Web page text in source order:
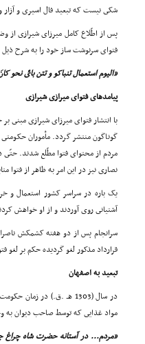
شکى نیست که تبعید فال اسیرى و
پس از اطّلاع کامل میرزاى شیرازى از
فتواى سرنوشت ساز خود را به شرح
«الیوم استعمال تنباکو و تتن باىِّ نحو
پیامدهاى فتواى میرازى شیرازى
با انتشار فتواى میرزاى شیرازى مبنى
گوناگون منتشر گردد. مأموران
مردم از محتواى فتوا مطّلع شدند.
نصارى نیز در این امر به ظاهر از فتوا
یک باره در سراسر کشور استعمال و
آشتیانى روى آوردند و از او خواهش
سرانجام پس از دو هفته کشمکش
قرارداد مذکور لغو گردیده حکم بر لغو
تبعید به اصفهان
در سال (1303 هـ .ق.) در
مواد غذایى که توسط صاحب دیوان به وجود
«مردم... در آستانه حضرت شاه